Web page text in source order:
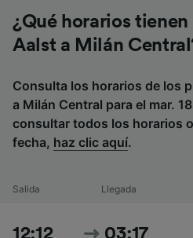
¿Qué horarios
Aalst a Milán
Consulta los horarios de los
a Milán Central para el mar.
consultar todos los horarios
fecha, haz clic aquí.
Salida Llegada
12:12 03:17